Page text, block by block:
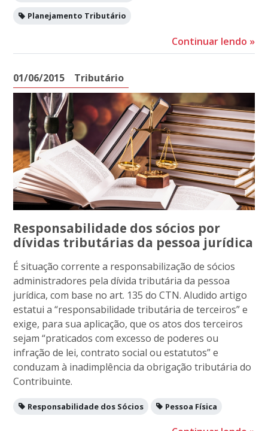
Planejamento Tributário
Continuar lendo »
01/06/2015 Tributário
Responsabilidade dos sócios por
dívidas tributárias da pessoa jurídica
É situação corrente a responsabilização de sócios
administradores pela dívida tributária da pessoa
jurídica, com base no art. 135 do CTN. Aludido artigo
estatui a “responsabilidade tributária de terceiros” e
exige, para sua aplicação, que os atos dos terceiros
sejam “praticados com excesso de poderes ou
infração de lei, contrato social ou estatutos” e
conduzam à inadimplência da obrigação tributária do
Contribuinte.
Responsabilidade dos Sócios Pessoa Física